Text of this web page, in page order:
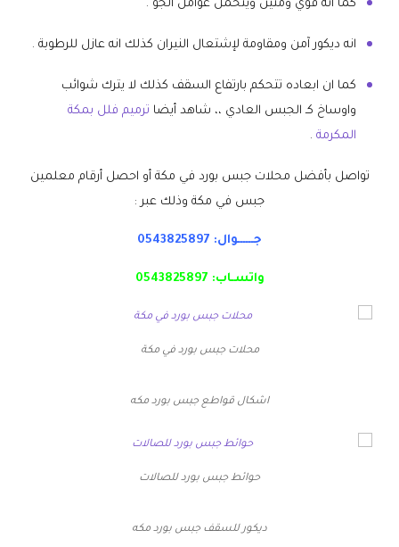
كما أنه قوي ومتين ويتحمل عوامل الجو .
انه ديكور آمن ومقاومة لإشتعال النيران كذلك انه عازل للرطوبة .
كما ان ابعاده تتحكم بارتفاع السقف كذلك لا يترك شوائب
واوساخ كـ الجبس العادي ،، شاهد أيضا ترميم فلل بمكة
المكرمة .
تواصل بأفضل محلات جبس بورد في مكة أو احصل أرقام معلمين
جبس في مكة وذلك عبر :
جــــــوال: 0543825897
واتسـاب: 0543825897
محلات جبس بورد في مكة
اشكال قواطع جبس بورد مكه
حوائط جبس بورد للصالات
ديكور للسقف جبس بورد مكه